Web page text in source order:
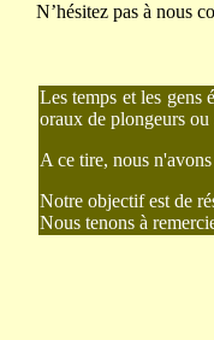
N’hésitez pas à nous
Les temps et les gens
oraux de plongeurs ou
A ce tire, nous
Notre objectif est de
Nous tenons à